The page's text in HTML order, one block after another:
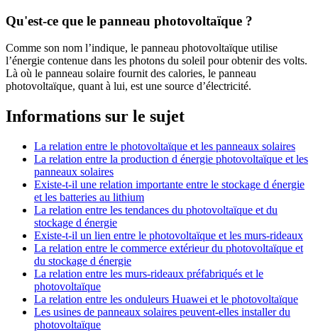
Qu'est-ce que le panneau photovoltaïque ?
Comme son nom l’indique, le panneau photovoltaïque utilise
l’énergie contenue dans les photons du soleil pour obtenir des volts.
Là où le panneau solaire fournit des calories, le panneau
photovoltaïque, quant à lui, est une source d’électricité.
Informations sur le sujet
La relation entre le photovoltaïque et les panneaux solaires
La relation entre la production d énergie photovoltaïque et les
panneaux solaires
Existe-t-il une relation importante entre le stockage d énergie
et les batteries au lithium
La relation entre les tendances du photovoltaïque et du
stockage d énergie
Existe-t-il un lien entre le photovoltaïque et les murs-rideaux
La relation entre le commerce extérieur du photovoltaïque et
du stockage d énergie
La relation entre les murs-rideaux préfabriqués et le
photovoltaïque
La relation entre les onduleurs Huawei et le photovoltaïque
Les usines de panneaux solaires peuvent-elles installer du
photovoltaïque